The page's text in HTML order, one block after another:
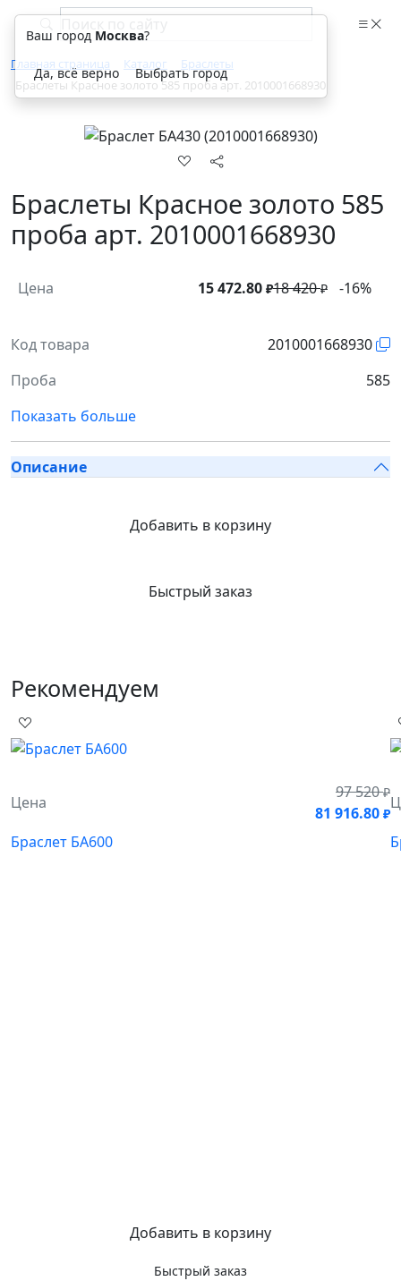
Главная страница Каталог
Браслеты
Браслеты Красное золото 585 проба арт. 2010001668930
Браслеты Красное золото 585
проба арт. 2010001668930
Цена 15 472.80 ₽18 420₽ -16%
Код товара
2010001668930
Проба
585
Показать больше
Описание
Добавить в корзину
Быстрый заказ
Рекомендуем
Цена
97 520₽
81 916.80 ₽
Браслет БА600
Добавить в корзину
Быстрый заказ
Ваш город Москва?
Да, всё верно Выбрать город